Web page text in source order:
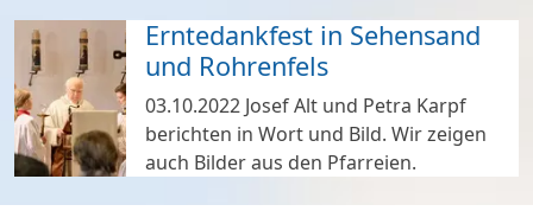
Erntedankfest in Sehensand
und Rohrenfels
03.10.2022 Josef Alt und Petra Karpf
berichten in Wort und Bild. Wir zeigen
auch Bilder aus den Pfarreien.